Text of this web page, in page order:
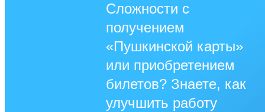
Сложности с
получением
«Пушкинской карты»
или приобретением
билетов? Знаете, как
улучшить работу